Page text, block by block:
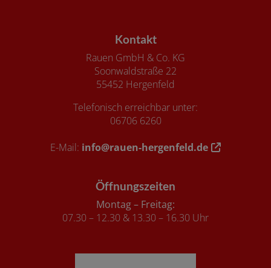
Kontakt
Rauen GmbH & Co. KG
Soonwaldstraße 22
55452 Hergenfeld
Telefonisch erreichbar unter:
06706 6260
E-Mail: info@rauen-hergenfeld.de
Öffnungszeiten
Montag – Freitag:
07.30 – 12.30 & 13.30 – 16.30 Uhr